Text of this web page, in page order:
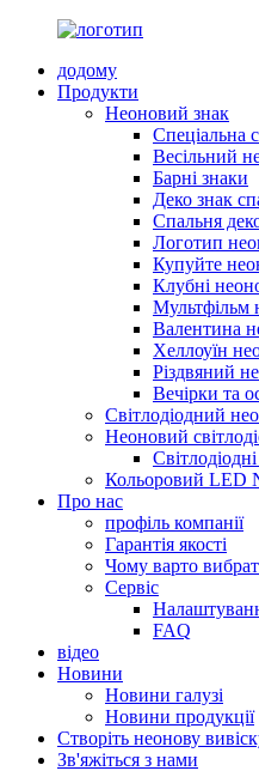
додому
Продукти
Неоновий знак
Спеціальна
Весільний
Барні знаки
Деко знак
Спальня
Логотип
Купуйте
Клубні
Мультфільм
Валентина
Хеллоуїн
Різдвяний
Вечірки та
Світлодіодний
Неоновий
Кольоровий LED
Про нас
профіль компанії
Гарантія якості
Чому варто
Сервіс
FAQ
відео
Новини
Новини галузі
Новини продукції
Створіть неонову
Зв'яжіться з нами